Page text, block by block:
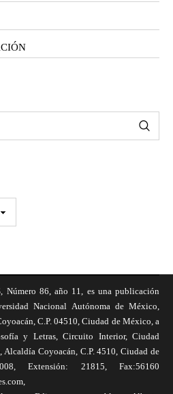
Número 86, año 11, es una publicación
Nacional Autónoma de México,
C.P. 04510, Ciudad de México, a
y Letras, Circuito Interior, Ciudad
Coyoacán, C.P. 4510, Ciudad de
Extensión: 21815, Fax:56160